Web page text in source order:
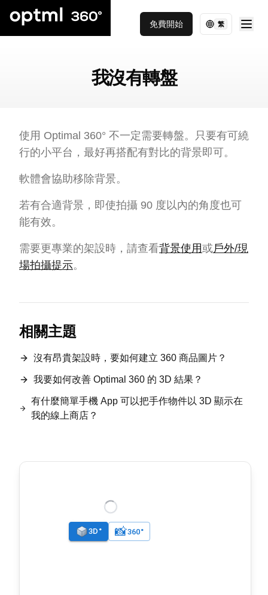
免費開始 繁
我沒有轉盤
使用 Optimal 360° 不一定需要轉盤。只要有可繞
行的小平台，最好再搭配有對比的背景即可。
軟體會協助移除背景。
若有合適背景，即使拍攝 90 度以內的角度也可
能有效。
需要更專業的架設時，請查看背景使用或戶外/現
場拍攝提示。
相關主題
沒有昂貴架設時，要如何建立 360 商品圖片？
我要如何改善 Optimal 360 的 3D 結果？
有什麼簡單手機 App 可以把手作物件以 3D 顯示在
我的線上商店？